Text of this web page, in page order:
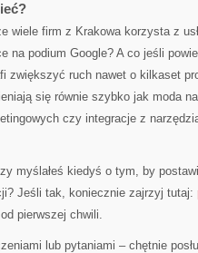
wiele firm z Krakowa korzysta z
na podium Google? A co jeśli
zwiększyć ruch nawet o kilkaset
się równie szybko jak moda
czy integracje z
myślałeś kiedyś o tym, by
Jeśli tak, koniecznie zajrzyj tutaj:
pierwszej chwili.
lub pytaniami – chętnie